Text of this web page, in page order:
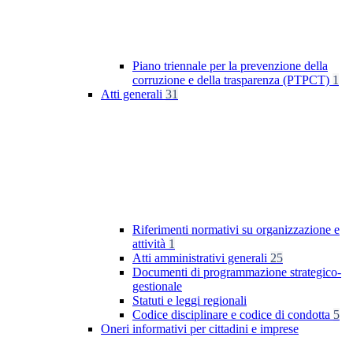
Piano triennale per la prevenzione della
corruzione e della trasparenza (PTPCT) 1
Atti generali 31
Riferimenti normativi su organizzazione e
attività 1
Atti amministrativi generali 25
Documenti di programmazione strategico-
gestionale
Statuti e leggi regionali
Codice disciplinare e codice di condotta 5
Oneri informativi per cittadini e imprese